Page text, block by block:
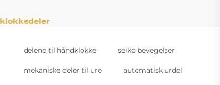
klokkedeler
delene til håndklokke seiko bevegelser
mekaniske deler til ure automatisk urdel